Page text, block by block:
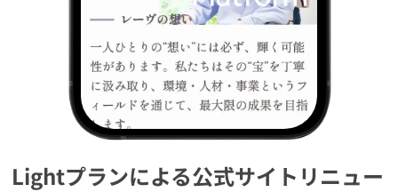
Lightプランによる公式サイトリニュー